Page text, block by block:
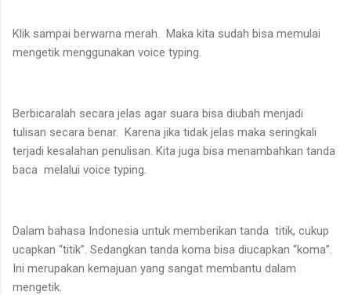
Klik sampai berwarna merah. Maka kita sudah bisa memulai
mengetik menggunakan voice typing.
Berbicaralah secara jelas agar suara bisa diubah menjadi
tulisan secara benar. Karena jika tidak jelas maka seringkali
terjadi kesalahan penulisan. Kita juga bisa menambahkan tanda
baca melalui voice typing.
Dalam bahasa Indonesia untuk memberikan tanda titik, cukup
ucapkan “titik”. Sedangkan tanda koma bisa diucapkan “koma”.
Ini merupakan kemajuan yang sangat membantu dalam
mengetik.